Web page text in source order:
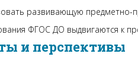
развивающую предметно-
ФГОС ДО выдвигаются к
и перспективы